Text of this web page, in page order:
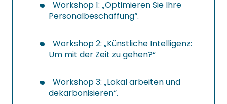
Workshop 1: „Optimieren Sie Ihre
Personalbeschaffung“.
Workshop 2: „Künstliche Intelligenz:
Um mit der Zeit zu gehen?“
Workshop 3: „Lokal arbeiten und
dekarbonisieren“.